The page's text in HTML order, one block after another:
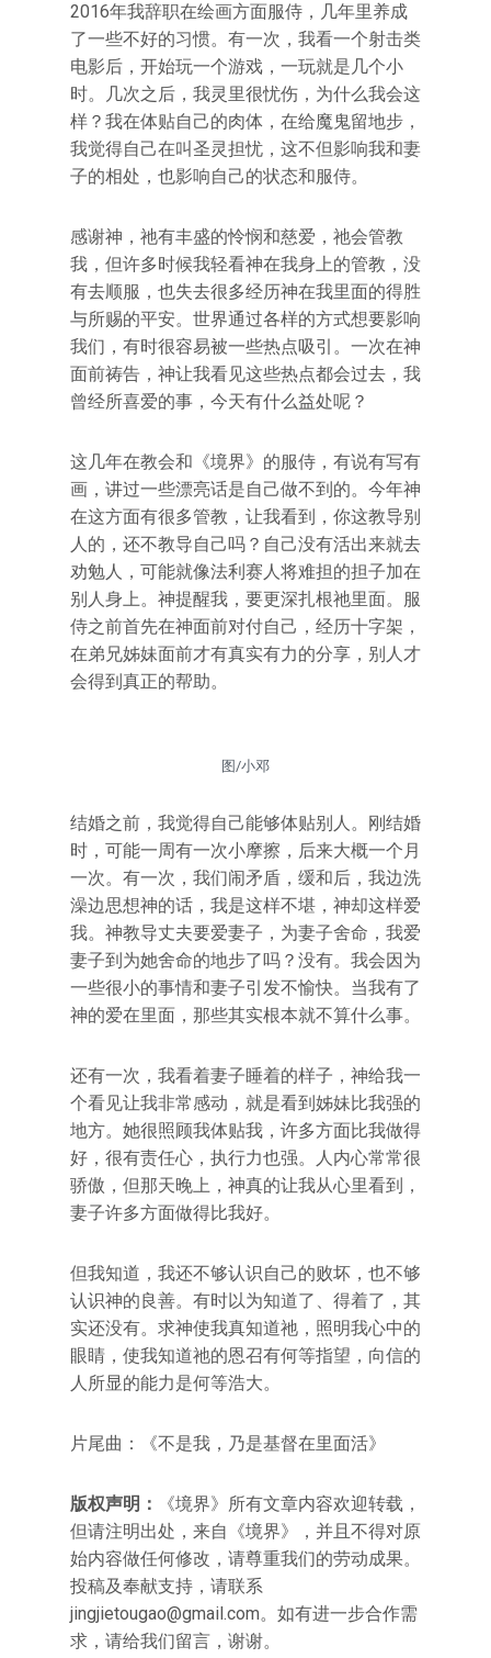
2016年我辞职在绘画方面服侍，几年里养成
了一些不好的习惯。有一次，我看一个射击类
电影后，开始玩一个游戏，一玩就是几个小
时。几次之后，我灵里很忧伤，为什么我会这
样？我在体贴自己的肉体，在给魔鬼留地步，
我觉得自己在叫圣灵担忧，这不但影响我和妻
子的相处，也影响自己的状态和服侍。
感谢神，祂有丰盛的怜悯和慈爱，祂会管教
我，但许多时候我轻看神在我身上的管教，没
有去顺服，也失去很多经历神在我里面的得胜
与所赐的平安。世界通过各样的方式想要影响
我们，有时很容易被一些热点吸引。一次在神
面前祷告，神让我看见这些热点都会过去，我
曾经所喜爱的事，今天有什么益处呢？
这几年在教会和《境界》的服侍，有说有写有
画，讲过一些漂亮话是自己做不到的。今年神
在这方面有很多管教，让我看到，你这教导别
人的，还不教导自己吗？自己没有活出来就去
劝勉人，可能就像法利赛人将难担的担子加在
别人身上。神提醒我，要更深扎根祂里面。服
侍之前首先在神面前对付自己，经历十字架，
在弟兄姊妹面前才有真实有力的分享，别人才
会得到真正的帮助。
图/小邓
结婚之前，我觉得自己能够体贴别人。刚结婚
时，可能一周有一次小摩擦，后来大概一个月
一次。有一次，我们闹矛盾，缓和后，我边洗
澡边思想神的话，我是这样不堪，神却这样爱
我。神教导丈夫要爱妻子，为妻子舍命，我爱
妻子到为她舍命的地步了吗？没有。我会因为
一些很小的事情和妻子引发不愉快。当我有了
神的爱在里面，那些其实根本就不算什么事。
还有一次，我看着妻子睡着的样子，神给我一
个看见让我非常感动，就是看到姊妹比我强的
地方。她很照顾我体贴我，许多方面比我做得
好，很有责任心，执行力也强。人内心常常很
骄傲，但那天晚上，神真的让我从心里看到，
妻子许多方面做得比我好。
但我知道，我还不够认识自己的败坏，也不够
认识神的良善。有时以为知道了、得着了，其
实还没有。求神使我真知道祂，照明我心中的
眼睛，使我知道祂的恩召有何等指望，向信的
人所显的能力是何等浩大。
片尾曲：《不是我，乃是基督在里面活》
版权声明：
《境界》所有文章内容欢迎转载，
但请注明出处，来自《境界》，并且不得对原
始内容做任何修改，请尊重我们的劳动成果。
投稿及奉献支持，请联系
jingjietougao@gmail.com。如有进一步合作需
求，请给我们留言，谢谢。